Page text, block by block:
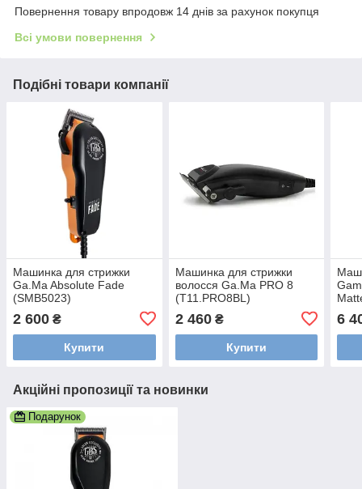
Повернення товару впродовж 14 днів за рахунок покупця
Всі умови повернення
Подібні товари компанії
Машинка для стрижки
Ga.Ma Absolute Fade
(SMB5023)
2 600 ₴
Купити
Машинка для стрижки
волосся Ga.Ma PRO 8
(T11.PRO8BL)
2 460₴
Купити
6
Акційні пропозиції та новинки
Подарунок